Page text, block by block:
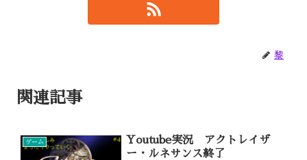
黎
関連記事
ゲーム
Youtube実況 アクトレイザ
ー・ルネサンス終了